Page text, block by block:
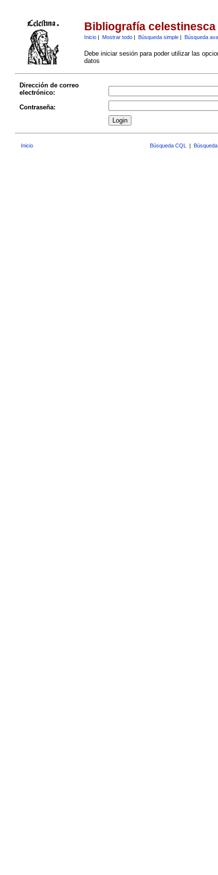
Bibliografía celestinesca
Inicio| Mostrar todo| Búsqueda simple| Búsqueda
Debe iniciar sesión para poder utilizar las
datos
Dirección de correo
electrónico:
Contraseña:
Inicio Búsqueda CQL |